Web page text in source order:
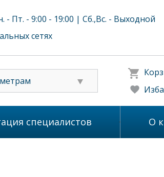
- Пт. - 9:00 - 19:00 | Сб.,Вс. - Выходной
сетях
специалистов О